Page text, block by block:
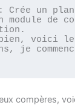
un plan
module de
voici
je
compères,